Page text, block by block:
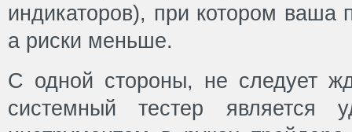
индикаторов), при котором ваша
а риски меньше.
С одной стороны, не следует
системный тестер является